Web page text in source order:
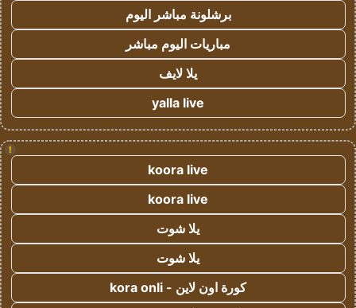
برشلونة مباشر اليوم
مباريات اليوم مباشر
يلا لايف
yalla live
!
koora live
koora live
يلا شوت
يلا شوت
كورة اون لاين - kora onli